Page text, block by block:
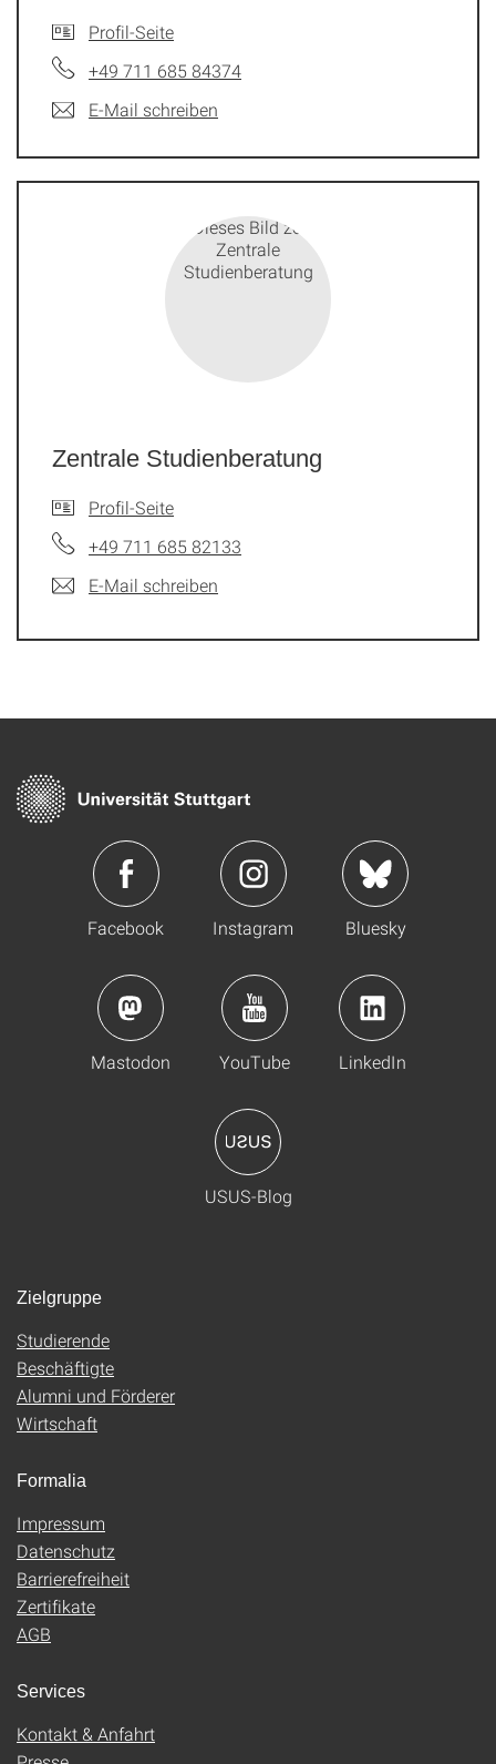
Profil-Seite
+49 711 685 84374
E-Mail schreiben
Zentrale Studienberatung
Profil-Seite
+49 711 685 82133
E-Mail schreiben
Facebook Instagram Bluesky
Mastodon YouTube LinkedIn
USUS-Blog
Zielgruppe
Studierende
Beschäftigte
Alumni und Förderer
Wirtschaft
Formalia
Impressum
Datenschutz
Barrierefreiheit
Zertifikate
AGB
Services
Kontakt & Anfahrt